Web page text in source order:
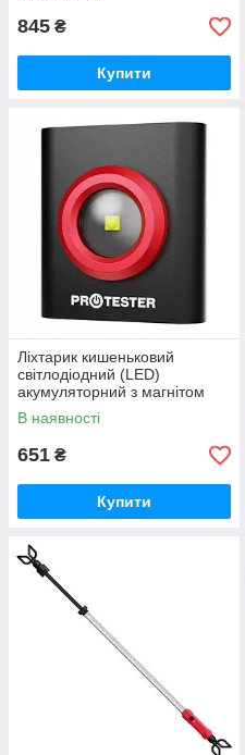
845 ₴
Купити
Ліхтарик кишеньковий
світлодіодний (LED)
акумуляторний з магнітом
(GERMANY) PROTESTER PL-
1001
В наявності
651 ₴
Купити